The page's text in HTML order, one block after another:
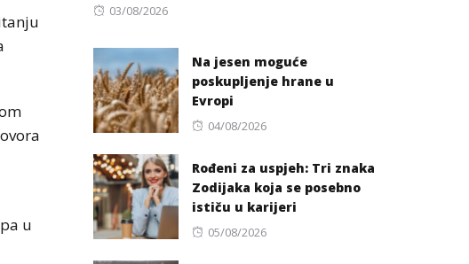
u
Posted
03/08/2026
Na jesen moguće
poskupljenje hrane u
Evropi
Posted
04/08/2026
Rođeni za uspjeh: Tri znaka
Zodijaka koja se posebno
ističu u karijeri
Posted
05/08/2026